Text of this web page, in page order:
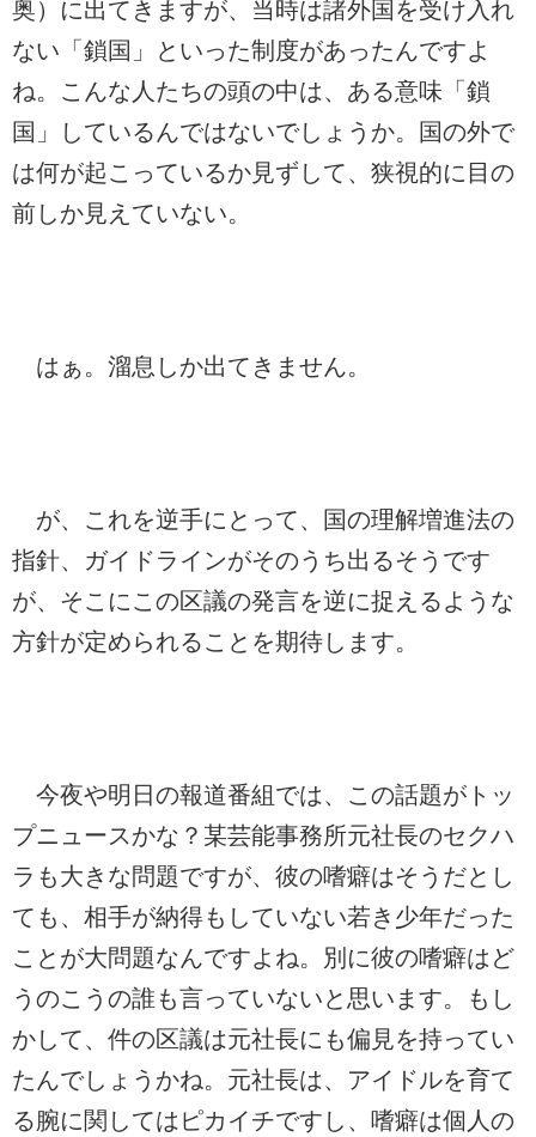
奥）に出てきますが、当時は諸外国を受け入れ
ない「鎖国」といった制度があったんですよ
ね。こんな人たちの頭の中は、ある意味「鎖
国」しているんではないでしょうか。国の外で
は何が起こっているか見ずして、狭視的に目の
前しか見えていない。
はぁ。溜息しか出てきません。
が、これを逆手にとって、国の理解増進法の
指針、ガイドラインがそのうち出るそうです
が、そこにこの区議の発言を逆に捉えるような
方針が定められることを期待します。
今夜や明日の報道番組では、この話題がトッ
プニュースかな？某芸能事務所元社長のセクハ
ラも大きな問題ですが、彼の嗜癖はそうだとし
ても、相手が納得もしていない若き少年だった
ことが大問題なんですよね。別に彼の嗜癖はど
うのこうの誰も言っていないと思います。もし
かして、件の区議は元社長にも偏見を持ってい
たんでしょうかね。元社長は、アイドルを育て
る腕に関してはピカイチですし、嗜癖は個人の